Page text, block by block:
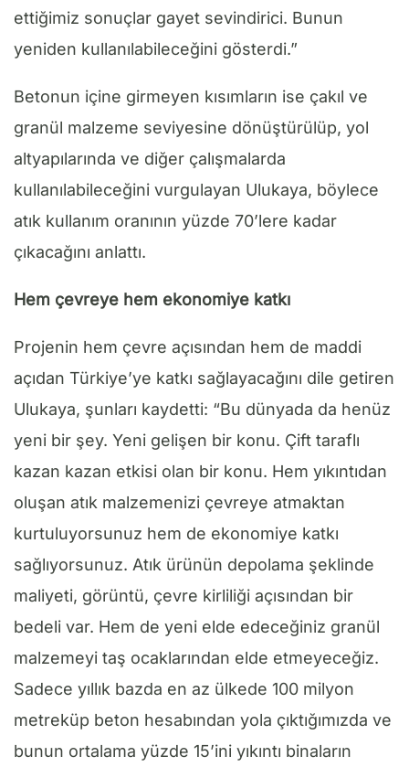
ettiğimiz sonuçlar gayet sevindirici. Bunun
yeniden kullanılabileceğini gösterdi.”
Betonun içine girmeyen kısımların ise çakıl ve
granül malzeme seviyesine dönüştürülüp, yol
altyapılarında ve diğer çalışmalarda
kullanılabileceğini vurgulayan Ulukaya, böylece
atık kullanım oranının yüzde 70’lere kadar
çıkacağını anlattı.
Hem çevreye hem ekonomiye katkı
Projenin hem çevre açısından hem de maddi
açıdan Türkiye’ye katkı sağlayacağını dile getiren
Ulukaya, şunları kaydetti: “Bu dünyada da henüz
yeni bir şey. Yeni gelişen bir konu. Çift taraflı
kazan kazan etkisi olan bir konu. Hem yıkıntıdan
oluşan atık malzemenizi çevreye atmaktan
kurtuluyorsunuz hem de ekonomiye katkı
sağlıyorsunuz. Atık ürünün depolama şeklinde
maliyeti, görüntü, çevre kirliliği açısından bir
bedeli var. Hem de yeni elde edeceğiniz granül
malzemeyi taş ocaklarından elde etmeyeceğiz.
Sadece yıllık bazda en az ülkede 100 milyon
metreküp beton hesabından yola çıktığımızda ve
bunun ortalama yüzde 15’ini yıkıntı binaların